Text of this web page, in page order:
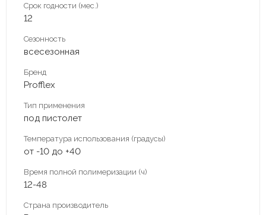
Срок годности (мес.)
12
Сезонность
всесезонная
Бренд
Profflex
Тип применения
под пистолет
Температура использования (градусы)
от -10 до +40
Время полной полимеризации (ч)
12-48
Страна производитель